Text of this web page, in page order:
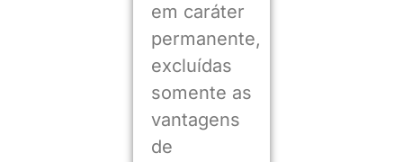
em caráter
permanente,
excluídas
somente as
vantagens
de